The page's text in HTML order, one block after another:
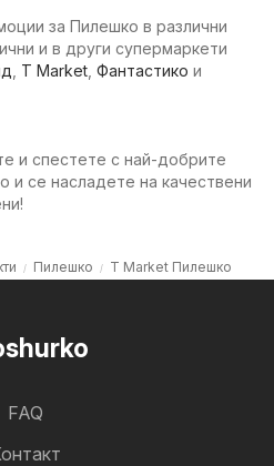
за Пилешко в различни
и в други супермаркети
T Market Фантастико и
и спестете с най-добрите
и се насладете на качествени
Пилешко T Market Пилешко
FAQ